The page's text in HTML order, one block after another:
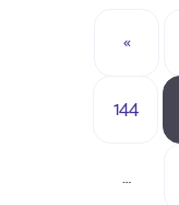
«
144
…